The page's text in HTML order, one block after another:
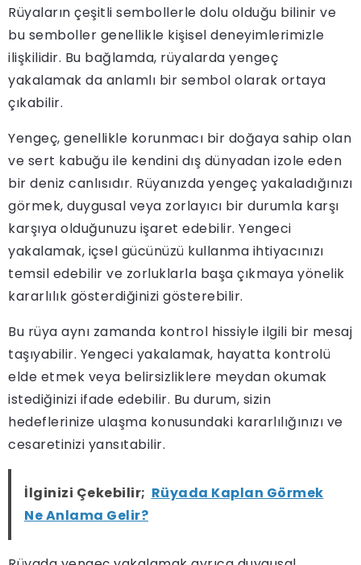
Rüyaların çeşitli sembollerle dolu olduğu bilinir ve
bu semboller genellikle kişisel deneyimlerimizle
ilişkilidir. Bu bağlamda, rüyalarda yengeç
yakalamak da anlamlı bir sembol olarak ortaya
çıkabilir.
Yengeç, genellikle korunmacı bir doğaya sahip olan
ve sert kabuğu ile kendini dış dünyadan izole eden
bir deniz canlısıdır. Rüyanızda yengeç yakaladığınızı
görmek, duygusal veya zorlayıcı bir durumla karşı
karşıya olduğunuzu işaret edebilir. Yengeci
yakalamak, içsel gücünüzü kullanma ihtiyacınızı
temsil edebilir ve zorluklarla başa çıkmaya yönelik
kararlılık gösterdiğinizi gösterebilir.
Bu rüya aynı zamanda kontrol hissiyle ilgili bir mesaj
taşıyabilir. Yengeci yakalamak, hayatta kontrolü
elde etmek veya belirsizliklere meydan okumak
istediğinizi ifade edebilir. Bu durum, sizin
hedeflerinize ulaşma konusundaki kararlılığınızı ve
cesaretinizi yansıtabilir.
İlginizi Çekebilir; Rüyada Kaplan Görmek
Ne Anlama Gelir?